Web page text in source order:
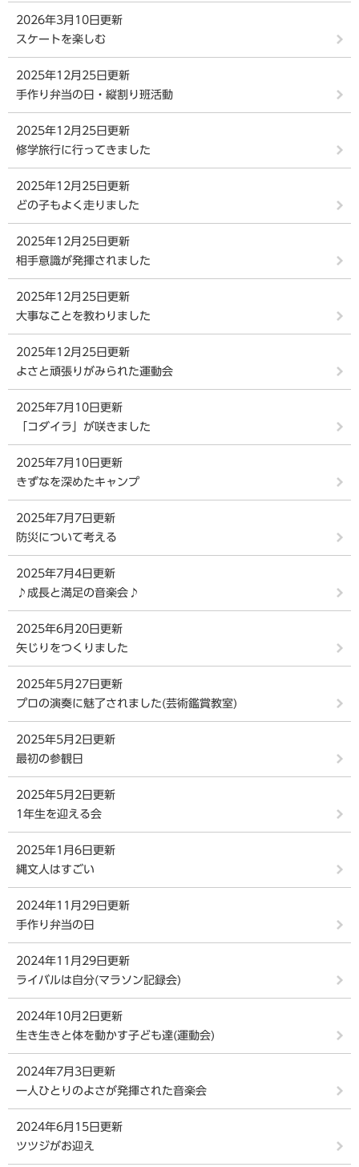
2026年3月10日更新
スケートを楽しむ
2025年12月25日更新
手作り弁当の日・縦割り班活動
2025年12月25日更新
修学旅行に行ってきました
2025年12月25日更新
どの子もよく走りました
2025年12月25日更新
相手意識が発揮されました
2025年12月25日更新
大事なことを教わりました
2025年12月25日更新
よさと頑張りがみられた運動会
2025年7月10日更新
「コダイラ」が咲きました
2025年7月10日更新
きずなを深めたキャンプ
2025年7月7日更新
防災について考える
2025年7月4日更新
♪成長と満足の音楽会♪
2025年6月20日更新
矢じりをつくりました
2025年5月27日更新
プロの演奏に魅了されました(芸術鑑賞教室)
2025年5月2日更新
最初の参観日
2025年5月2日更新
1年生を迎える会
2025年1月6日更新
縄文人はすごい
2024年11月29日更新
手作り弁当の日
2024年11月29日更新
ライバルは自分(マラソン記録会)
2024年10月2日更新
生き生きと体を動かす子ども達(運動会)
2024年7月3日更新
一人ひとりのよさが発揮された音楽会
2024年6月15日更新
ツツジがお迎え